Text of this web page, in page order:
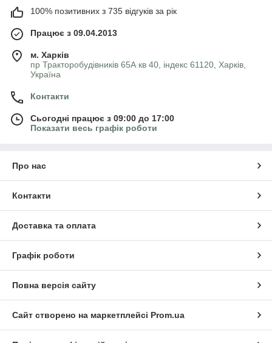
100% позитивних з 735 відгуків за рік
Працює з 09.04.2013
м. Харків
пр Тракторобудівників 65А кв 40, індекс 61120, Харків,
Україна
Контакти
Сьогодні працює з 09:00 до 17:00
Показати весь графік роботи
Про нас
Контакти
Доставка та оплата
Графік роботи
Повна версія сайту
Сайт створено на маркетплейсі Prom.ua